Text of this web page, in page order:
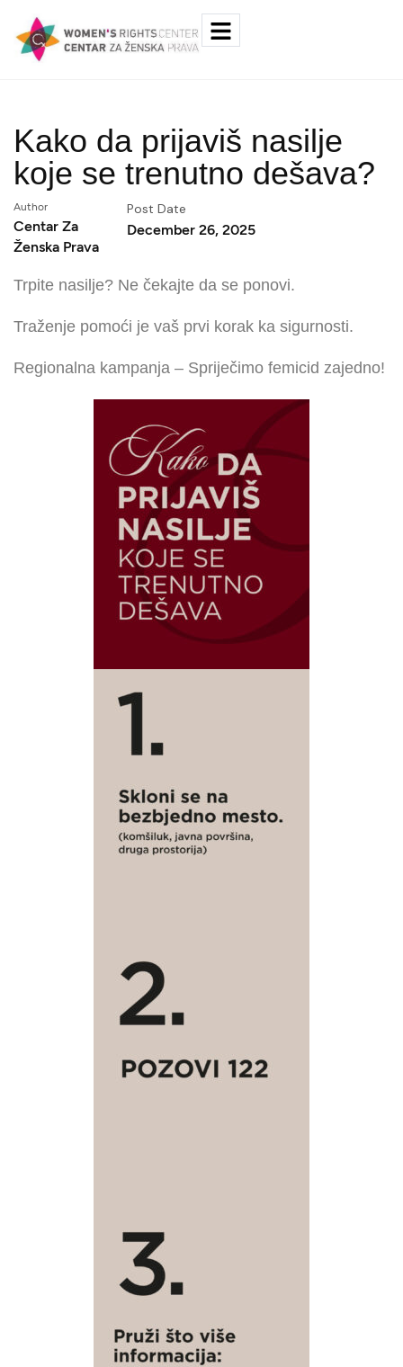
Kako da prijaviš nasilje
koje se trenutno dešava?
Author
Centar Za
Ženska Prava
Post Date
December 26, 2025
Trpite nasilje? Ne čekajte da se ponovi.
Traženje pomoći je vaš prvi korak ka sigurnosti.
Regionalna kampanja – Spriječimo femicid zajedno!